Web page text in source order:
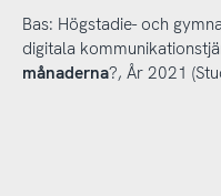
Bas: Högstadie- och
digitala
månaderna?, År 2021